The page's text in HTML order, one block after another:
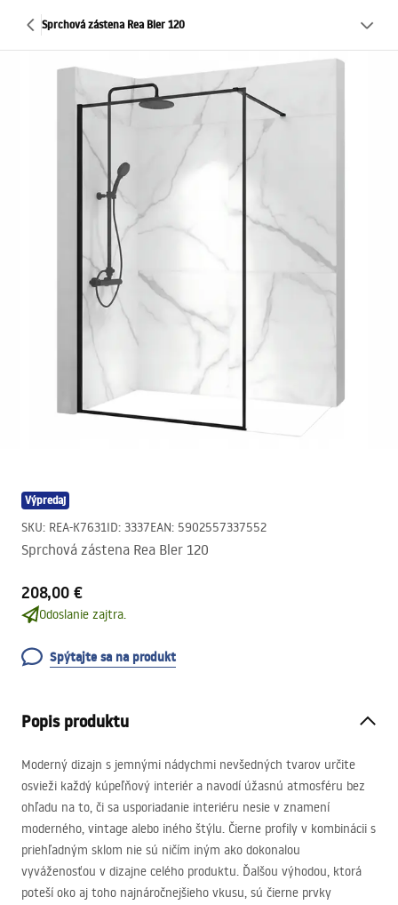
Sprchová zástena Rea Bler 120
Výpredaj
SKU: REA-K7631ID: 3337EAN: 5902557337552
Sprchová zástena Rea Bler 120
208,00 €
Odoslanie zajtra.
Spýtajte sa na produkt
Popis produktu
Moderný dizajn s jemnými nádychmi nevšedných tvarov určite
osvieži každý kúpeľňový interiér a navodí úžasnú atmosféru bez
ohľadu na to, či sa usporiadanie interiéru nesie v znamení
moderného, ​​vintage alebo iného štýlu. Čierne profily v kombinácii s
priehľadným sklom nie sú ničím iným ako dokonalou
vyváženosťou v dizajne celého produktu. Ďalšou výhodou, ktorá
poteší oko aj toho najnáročnejšieho vkusu, sú čierne prvky